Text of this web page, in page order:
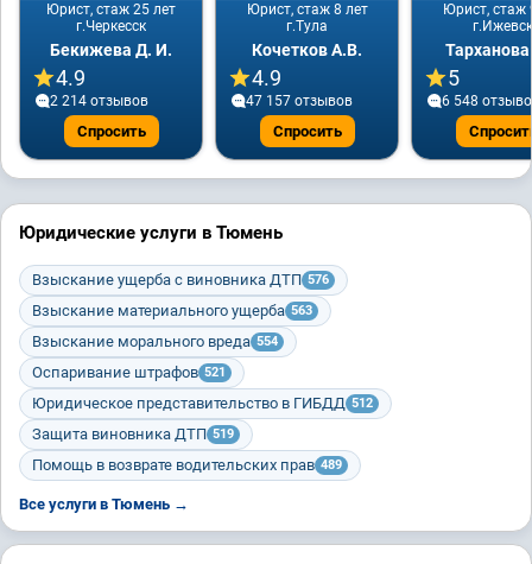
Юрист, стаж 25 лет
г.Черкесск
Бекижева Д. И.
4.9
2 214 отзывов
Спросить
Юрист, стаж 8 лет
г.Тула
Кочетков А.В.
4.9
47 157 отзывов
Спросить
Юрист, стаж
г.Ижевск
5
6 548
Юридические услуги в Тюмень
Взыскание ущерба с виновника ДТП 576
Взыскание материального ущерба 563
Взыскание морального вреда 554
Оспаривание штрафов 521
Юридическое представительство в ГИБДД 512
Защита виновника ДТП 519
Помощь в возврате водительских прав 489
Все услуги в Тюмень →